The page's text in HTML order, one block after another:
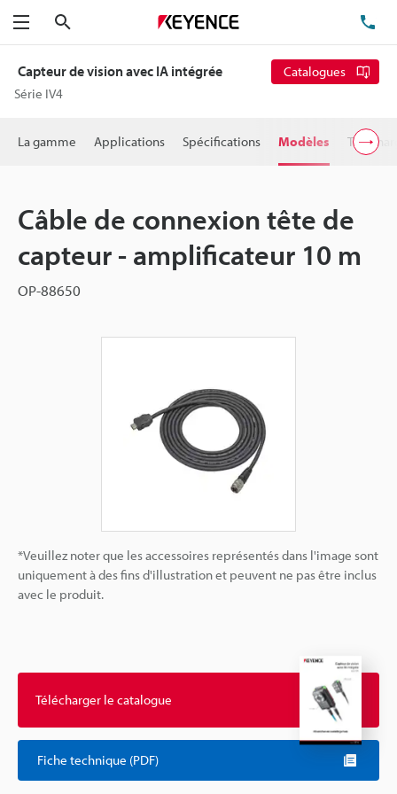
Menu
Capteur de vision avec IA intégrée
Série IV4
Catalogues
La gamme Applications Spécifications Modèles
Câble de connexion tête de
capteur - amplificateur 10 m
OP-88650
*Veuillez noter que les accessoires représentés dans l'image sont
uniquement à des fins d'illustration et peuvent ne pas être inclus
avec le produit.
Télécharger le catalogue
Fiche technique (PDF)